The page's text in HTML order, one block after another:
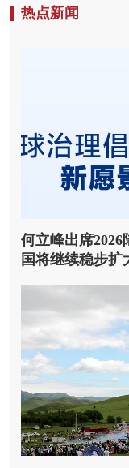
热点新闻
何立峰出席
国将继续稳步扩